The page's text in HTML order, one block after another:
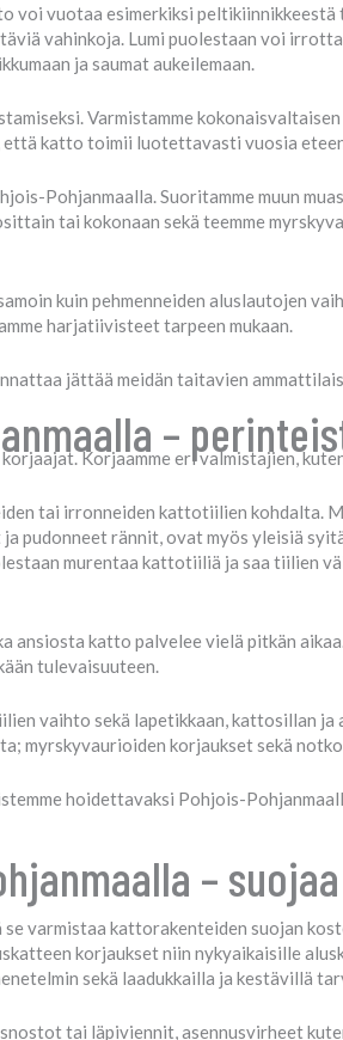
vuotaa esimerkiksi
vahinkoja. Lumi puolestaan voi
ja saumat aukeilemaan.
Varmistamme
että katto toimii luotettavasti vuosia
Pohjanmaalla. Suoritamme muun
tai kokonaan sekä teemme
kuin pehmenneiden aluslautojen
harjatiivisteet tarpeen mukaan.
jättää meidän taitavien
–
Korjaamme eri valmistajien,
tai irronneiden kattotiilien
pudonneet rännit, ovat myös yleisiä
murentaa kattotiiliä ja saa tiilien
katto palvelee vielä pitkän
tulevaisuuteen.
vaihto sekä lapetikkaan, kattosillan
myrskyvaurioiden korjaukset sekä
hoidettavaksi Pohjois-
–
varmistaa kattorakenteiden suojan
korjaukset niin nykyaikaisille
sekä laadukkailla ja kestävillä
tai läpiviennit, asennusvirheet